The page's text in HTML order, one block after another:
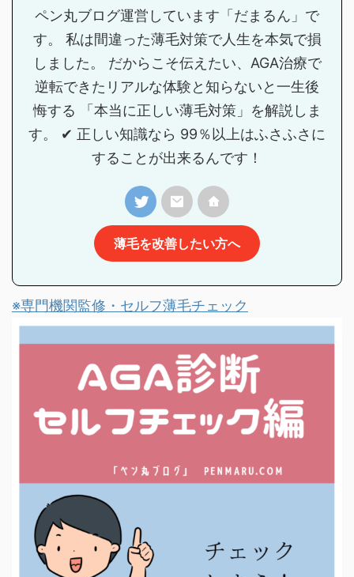
ペン丸ブログ運営しています「だまるん」で
す。 私は間違った薄毛対策で人生を本気で損
しました。 だからこそ伝えたい、AGA治療で
逆転できたリアルな体験と知らないと一生後
悔する 「本当に正しい薄毛対策」を解説しま
す。 ✔ 正しい知識なら 99％以上はふさふさに
することが出来るんです！
薄毛を改善したい方へ
※専門機関監修・セルフ薄毛チェック